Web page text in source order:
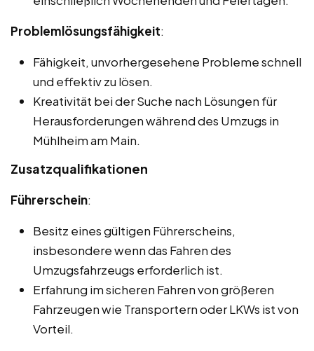
Problemlösungsfähigkeit:
Fähigkeit, unvorhergesehene Probleme schnell
und effektiv zu lösen.
Kreativität bei der Suche nach Lösungen für
Herausforderungen während des Umzugs in
Mühlheim am Main.
Zusatzqualifikationen
Führerschein:
Besitz eines gültigen Führerscheins,
insbesondere wenn das Fahren des
Umzugsfahrzeugs erforderlich ist.
Erfahrung im sicheren Fahren von größeren
Fahrzeugen wie Transportern oder LKWs ist von
Vorteil.